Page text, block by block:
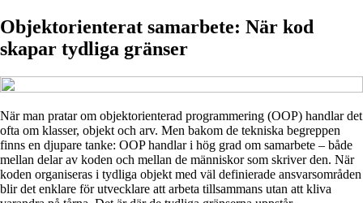
Objektorienterat samarbete: När kod
skapar tydliga gränser
När man pratar om objektorienterad programmering (OOP) handlar det
ofta om klasser, objekt och arv. Men bakom de tekniska begreppen
finns en djupare tanke: OOP handlar i hög grad om samarbete – både
mellan delar av koden och mellan de människor som skriver den. När
koden organiseras i tydliga objekt med väl definierade ansvarsområden
blir det enklare för utvecklare att arbeta tillsammans utan att kliva